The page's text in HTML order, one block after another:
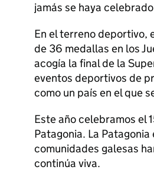
jamás se haya
En el terreno deportivo,
de 36 medallas en los
acogía la final de la
eventos deportivos de
como un país en el que
Este año celebramos el
Patagonia. La
comunidades galesas
continúa viva.